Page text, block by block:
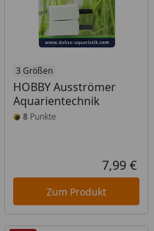
in ProzentPreis
Preis
3 Größen
HOBBY Ausströmer
Aquarientechnik
8Punkte
7,99 €
Zum Produkt